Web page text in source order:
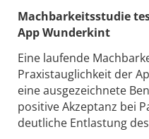
Machbarkeitsstudie
App Wunderkint
Eine laufende
Praxistauglichkeit der
eine ausgezeichnete
positive Akzeptanz bei
deutliche Entlastung